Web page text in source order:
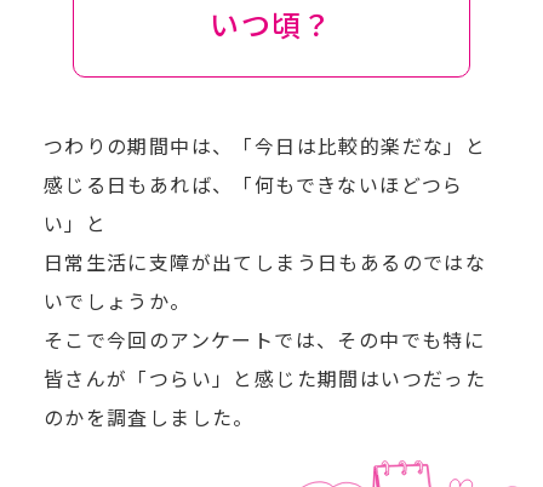
いつ頃？
つわりの期間中は、「今日は比較的楽だな」と
感じる日もあれば、「何もできないほどつら
い」と
日常生活に支障が出てしまう日もあるのではな
いでしょうか。
そこで今回のアンケートでは、その中でも特に
皆さんが「つらい」と感じた期間はいつだった
のかを調査しました。